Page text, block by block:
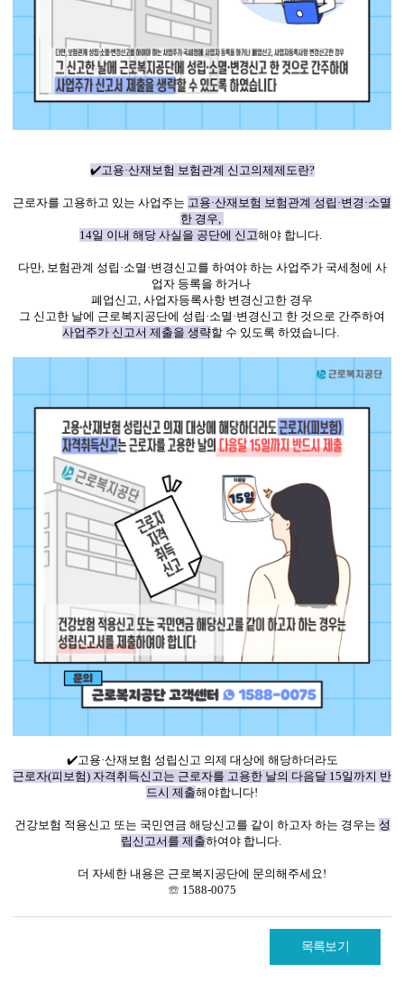
✔️고용·산재보험 보험관계 신고의제제도란?
근로자를 고용하고 있는 사업주는 고용·산재보험 보험관계 성립·변경·소멸
한 경우,
14일 이내 해당 사실을 공단에 신고해야 합니다.
다만, 보험관계 성립·소멸·변경신고를 하여야 하는 사업주가 국세청에 사
업자 등록을 하거나
폐업신고, 사업자등록사항 변경신고한 경우
그 신고한 날에 근로복지공단에 성립·소멸·변경신고 한 것으로 간주하여
사업주가 신고서 제출을 생략할 수 있도록 하였습니다.
✔️고용·산재보험 성립신고 의제 대상에 해당하더라도
근로자(피보험) 자격취득신고는 근로자를 고용한 날의 다음달 15일까지 반
드시 제출해야합니다!
건강보험 적용신고 또는 국민연금 해당신고를 같이 하고자 하는 경우는 성
립신고서를 제출하여야 합니다.
더 자세한 내용은 근로복지공단에 문의해주세요!
☏ 1588-0075
목록보기